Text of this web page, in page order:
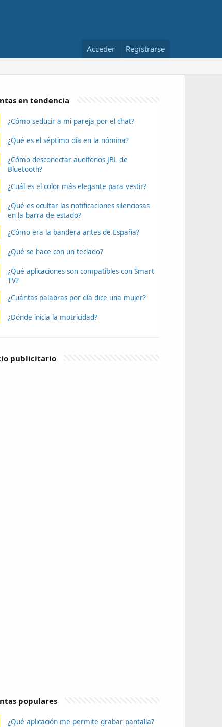
Acceder Registrarse
en tendencia
¿Cómo seducir a mi pareja por el chat?
¿Qué es el séptimo día en la nómina?
¿Cómo desconectar audífonos JBL de
Bluetooth?
¿Cuál es el color más elegante para vestir?
¿Qué es ocultar las notificaciones silenciosas
en la barra de estado?
¿Cómo era la bandera antes de España?
¿Qué se hace con un teclado?
¿Qué aplicaciones son compatibles con Smart
TV?
¿Cuántas palabras por día dice una mujer?
¿Dónde inicia la motricidad?
publicitario
populares
¿Qué aplicación me permite grabar pantalla?